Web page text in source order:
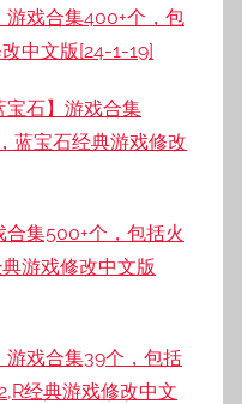
戏合集400+个，包
中文版[24-1-19]
宝石】游戏合集
蓝宝石经典游戏修改
集500+个，包括火
游戏修改中文版
戏合集39个，包括
经典游戏修改中文